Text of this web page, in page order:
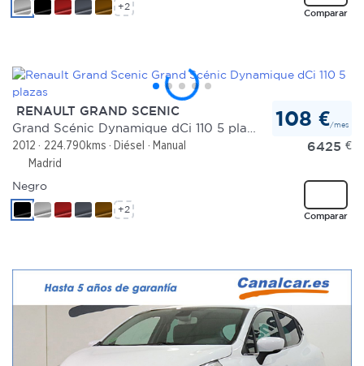
Comparar
+2
RENAULT GRAND SCENIC
2012 224.790kms Diésel
Manual
Madrid
108 €/mes
6425 €
Comparar
Negro
+2